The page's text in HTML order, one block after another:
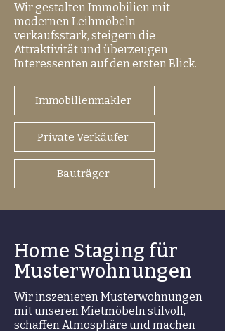
Wir gestalten Immobilien mit
modernen Leihmöbeln
verkaufsstark, steigern die
Attraktivität und überzeugen
Interessenten auf den ersten Blick.
Immobilienmakler
Private Verkäufer
Bauträger
Home Staging für
Musterwohnungen
Wir inszenieren Musterwohnungen
mit unseren Mietmöbeln stilvoll,
schaffen Atmosphäre und machen